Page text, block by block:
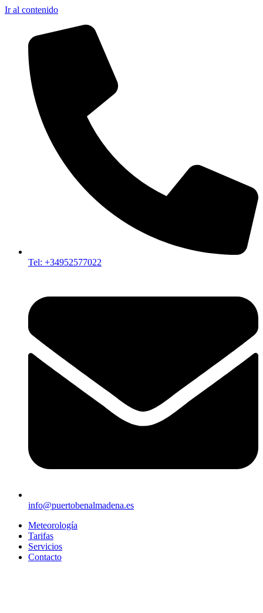
Ir al contenido
Tel: +34952577022
info@puertobenalmadena.es
Meteorología
Tarifas
Servicios
Contacto